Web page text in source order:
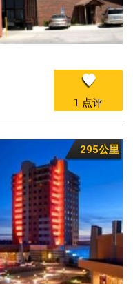
1 点评
295公里